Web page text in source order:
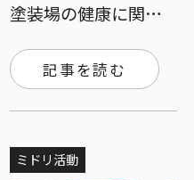
塗装場の健康に関する基準を作っていく｜尾…
記事を読む
ミドリ活動